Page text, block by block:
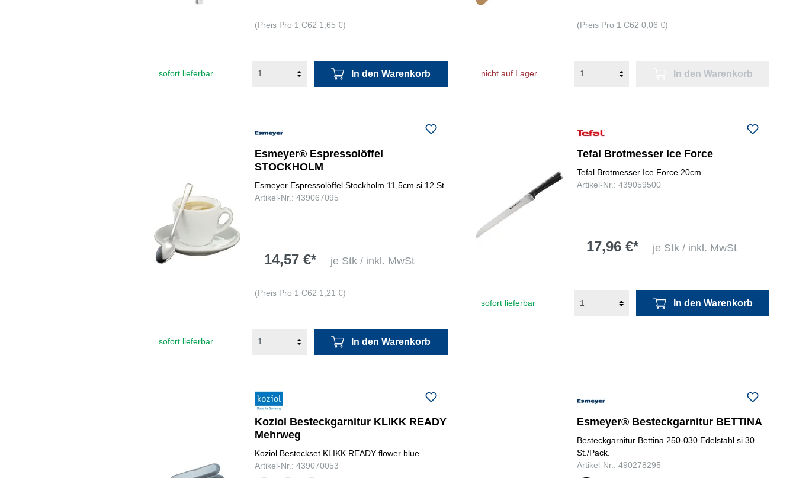
(Preis Pro 1 C62 1,65 €)
sofort lieferbar In den Warenkorb
(Preis Pro 1 C62 0,06 €)
nicht auf Lager In den Warenkorb
Esmeyer® Espressolöffel
STOCKHOLM
Esmeyer Espressolöffel Stockholm 11,5cm si 12 St.
Artikel-Nr.: 439067095
14,57 €* je Stk / inkl. MwSt
(Preis Pro 1 C62 1,21 €)
sofort lieferbar In den Warenkorb
Tefal Brotmesser Ice Force
Tefal Brotmesser Ice Force 20cm
Artikel-Nr.: 439059500
17,96 €* je Stk / inkl. MwSt
sofort lieferbar In den Warenkorb
Koziol Besteckgarnitur KLIKK READY
Mehrweg
Koziol Besteckset KLIKK READY flower blue
Artikel-Nr.: 439070053
Esmeyer® Besteckgarnitur BETTINA
Besteckgarnitur Bettina 250-030 Edelstahl si 30
St./Pack.
Artikel-Nr.: 490278295